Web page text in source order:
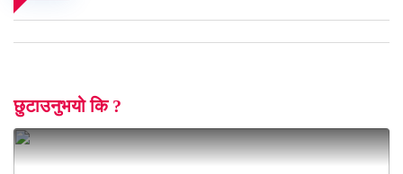
छुटाउनुभयो कि ?